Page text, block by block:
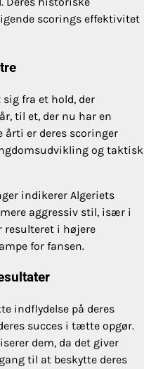
scorings effektivitet
fra et hold, der
til et, der nu har en
årti er deres scoringer
og taktisk
indikerer Algeriets
aggressiv stil, især i
resulteret i højere
for fansen.
indflydelse på deres
succes i tætte opgør.
dem, da det giver
til at beskytte deres